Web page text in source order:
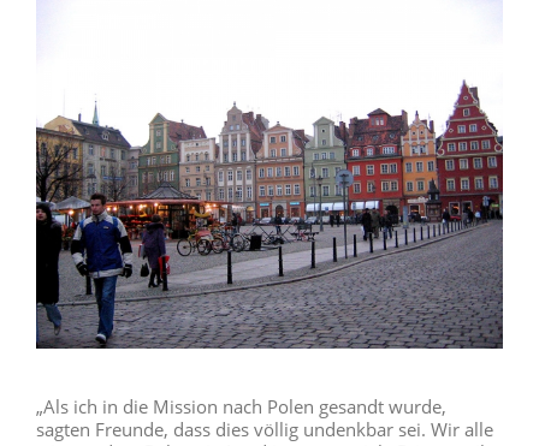
„Als ich in die Mission nach Polen gesandt wurde,
sagten Freunde, dass dies völlig undenkbar sei. Wir alle